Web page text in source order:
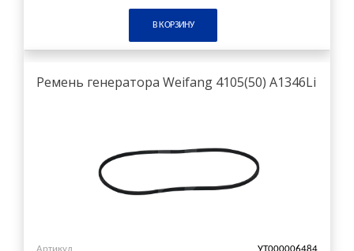
В КОРЗИНУ
Ремень генератора Weifang 4105(50) A1346Li